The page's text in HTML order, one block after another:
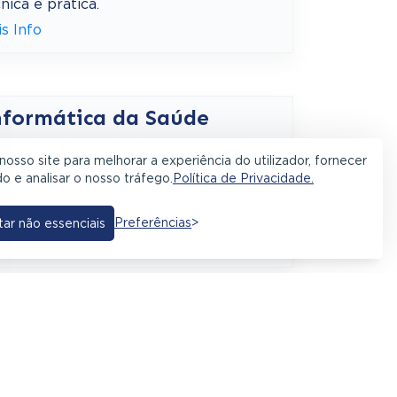
site para melhorar a experiência do utilizador, fornecer
e analisar o nosso tráfego. Política de Privacidade.
não essenciais Preferências
e prática.
Info
da Saúde
clínicos e de saúde,
soluções tecnológicas para
Info